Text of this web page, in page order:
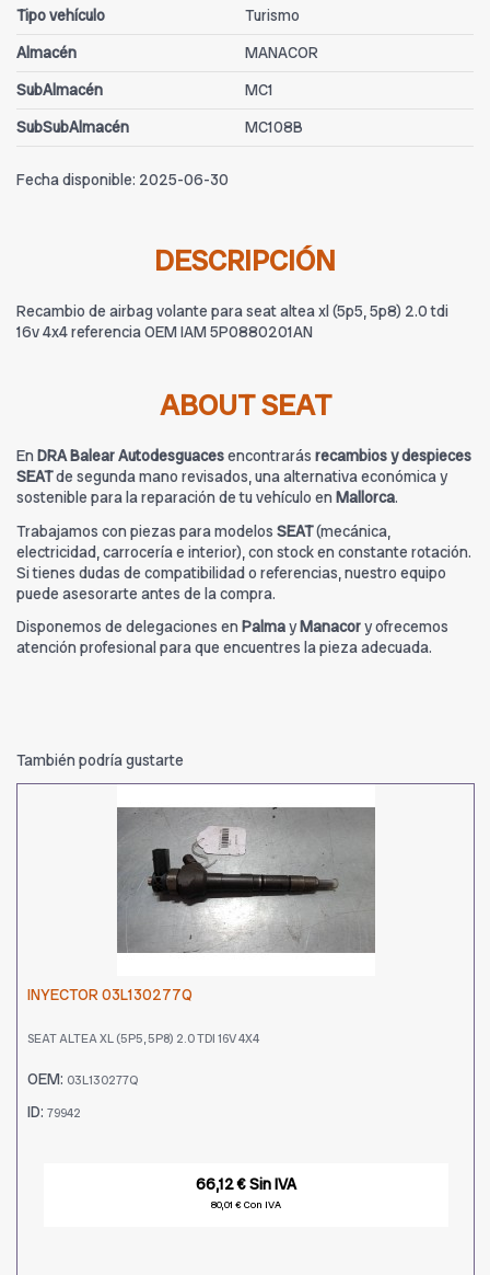
Tipo vehículo
Turismo
Almacén
MANACOR
SubAlmacén
MC1
SubSubAlmacén
MC108B
Fecha disponible: 2025-06-30
DESCRIPCIÓN
Recambio de airbag volante para seat altea xl (5p5, 5p8) 2.0 tdi
16v 4x4 referencia OEM IAM 5P0880201AN
ABOUT SEAT
En DRA Balear Autodesguacesencontrarás recambios y despieces
SEATde segunda mano revisados, una alternativa económica y
sostenible para la reparación de tu vehículo en Mallorca.
Trabajamos con piezas para modelos SEAT(mecánica,
electricidad, carrocería e interior), con stock en constante rotación.
Si tienes dudas de compatibilidad o referencias, nuestro equipo
puede asesorarte antes de la compra.
Disponemos de delegaciones en PalmayManacory ofrecemos
atención profesional para que encuentres la pieza adecuada.
También podría gustarte
INYECTOR 03L130277Q
SEAT ALTEA XL (5P5, 5P8) 2.0 TDI 16V 4X4
OEM: 03L130277Q
ID: 79942
66,12 € Sin IVA
80,01 € Con IVA